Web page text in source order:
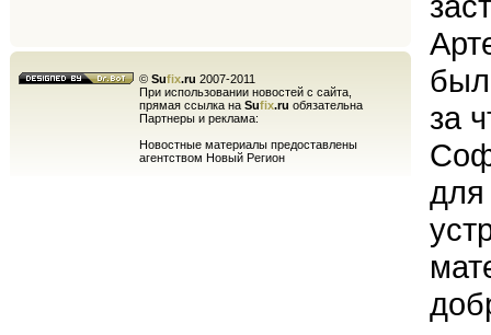
© Sufix.ru 2007-2011
При использовании новостей с сайта,
прямая ссылка на Sufix.ru обязательна
Партнеры и реклама:
Новостные материалы предоставлены
агентством Новый Регион
за
для